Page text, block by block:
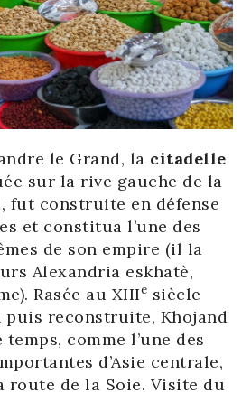
le Grand, la citadelle
sur la rive gauche de la
fut construite en défense
et constitua l’une des
de son empire (il la
Alexandria eskhatè,
Rasée au XIIIe siècle
puis reconstruite, Khojand
temps, comme l’une des
d’Asie centrale,
route de la Soie. Visite du